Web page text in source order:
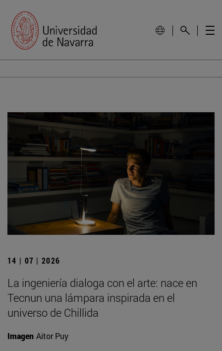
14 | 07 | 2026
La ingeniería dialoga con el arte: nace en
Tecnun una lámpara inspirada en el
universo de Chillida
Imagen Aitor Puy